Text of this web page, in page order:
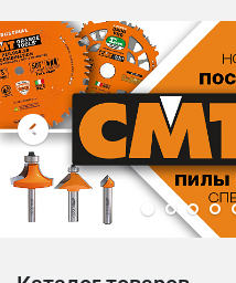
Столярные